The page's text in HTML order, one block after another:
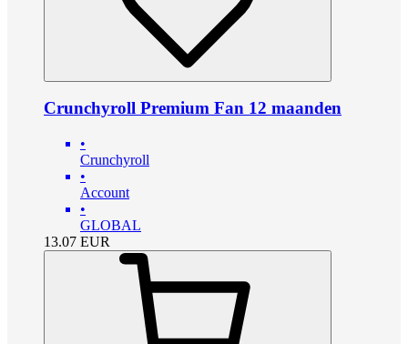
Crunchyroll Premium Fan 12 maanden
•
Crunchyroll
•
Account
•
GLOBAL
13.07 EUR